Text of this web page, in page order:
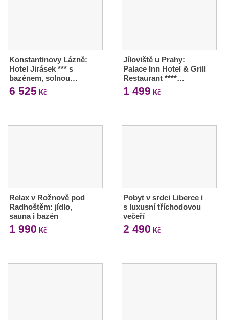
Konstantinovy Lázně:
Hotel Jirásek *** s
bazénem, solnou…
6 525 Kč
Jíloviště u Prahy:
Palace Inn Hotel & Grill
Restaurant ****…
1 499 Kč
Relax v Rožnově pod
Radhoštěm: jídlo,
sauna i bazén
1 990 Kč
Pobyt v srdci Liberce i
s luxusní tříchodovou
večeří
2 490 Kč